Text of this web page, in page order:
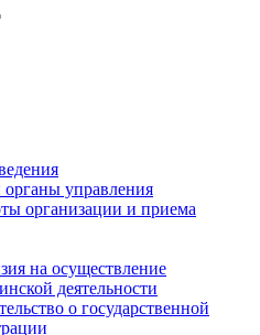
органы управления
организации и приема
на осуществление
деятельности
о государственной